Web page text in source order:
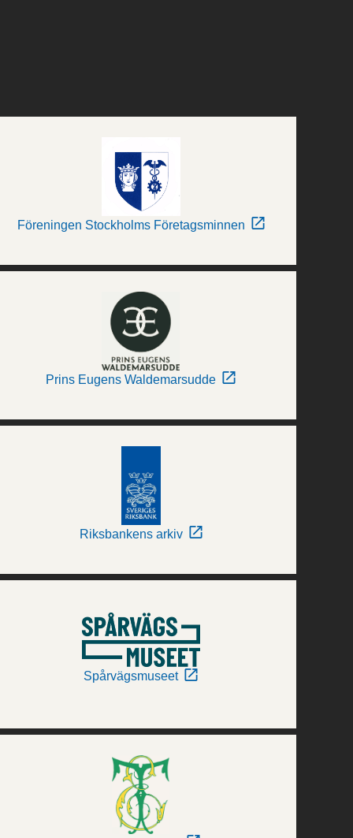
Föreningen Stockholms Företagsminnen
Prins Eugens Waldemarsudde
Riksbankens arkiv
Spårvägsmuseet